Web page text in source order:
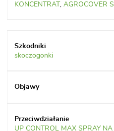
KONCENTRAT , AGROCOVER
skoczogonki
UP CONTROL MAX SPRAY